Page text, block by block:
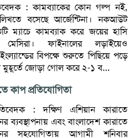
: কামব্যাকের কোন গল্প নই,
বসেছে আর্জেন্টিনা। নকআউট
ম্যাচে কামব্যাক করে জয়ের হাসি
মেসিরা। ফাইনালের লড়াইয়েও
বিপক্ষে শুরুতে পিছিয়ে পড়ে
মুহূর্তে জোড়া গোল করে ২-১ ব...
কাপ প্রতিযোগিতা
: দক্ষিণ এশিয়ান কারাতে
ব্যবস্থাপনায় এবং বাংলাদেশ কারাতে
সহযোগিতায় আগামী শনিবার